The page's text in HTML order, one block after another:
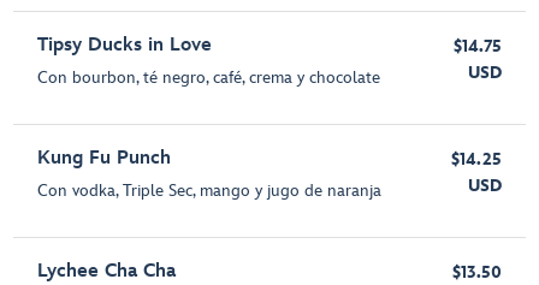
Tipsy Ducks in Love
Con bourbon, té negro, café, crema y chocolate
$14.75
USD
Kung Fu Punch
Con vodka, Triple Sec, mango y jugo de naranja
$14.25
USD
Lychee Cha Cha
$13.50